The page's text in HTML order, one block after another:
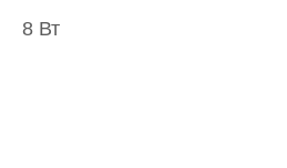
8 Вт